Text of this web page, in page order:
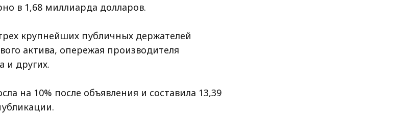
в 1,68 миллиарда долларов.
крупнейших публичных держателей
актива, опережая производителя
и других.
на 10% после объявления и составила 13,39